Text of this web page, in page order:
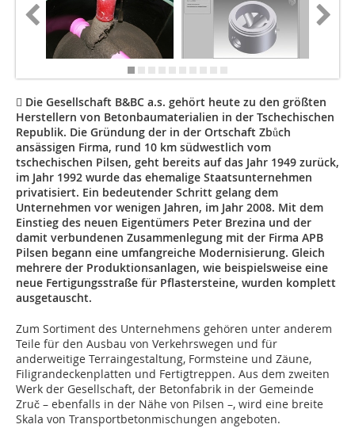
 Die Gesellschaft B&BC a.s. gehört heute zu den größten
Herstellern von Betonbaumaterialien in der Tschechischen
Republik. Die Gründung der in der Ortschaft Zbůch
ansässigen Firma, rund 10 km südwestlich vom
tschechischen Pilsen, geht bereits auf das Jahr 1949 zurück,
im Jahr 1992 wurde das ehemalige Staatsunternehmen
privatisiert. Ein bedeutender Schritt gelang dem
Unternehmen vor wenigen Jahren, im Jahr 2008. Mit dem
Einstieg des neuen Eigentümers Peter Brezina und der
damit verbundenen Zusammenlegung mit der Firma APB
Pilsen begann eine umfangreiche Modernisierung. Gleich
mehrere der Produktionsanlagen, wie beispielsweise eine
neue Fertigungsstraße für Pflastersteine, wurden komplett
ausgetauscht.
Zum Sortiment des Unternehmens gehören unter anderem
Teile für den Ausbau von Verkehrswegen und für
anderweitige Terraingestaltung, Formsteine und Zäune,
Filigrandeckenplatten und Fertigtreppen. Aus dem zweiten
Werk der Gesellschaft, der Betonfabrik in der Gemeinde
Zruč – ebenfalls in der Nähe von Pilsen –, wird eine breite
Skala von Transportbetonmischungen angeboten.